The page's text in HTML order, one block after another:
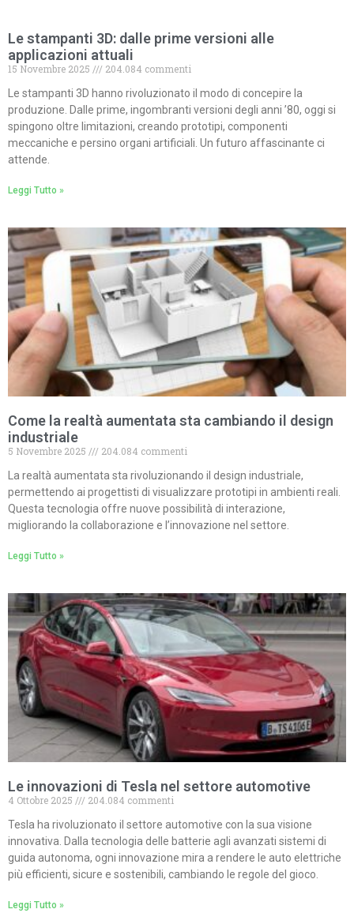
Le stampanti 3D: dalle prime versioni alle
applicazioni attuali
15 Novembre 2025
204.084 commenti
Le stampanti 3D hanno rivoluzionato il modo di concepire la
produzione. Dalle prime, ingombranti versioni degli anni ’80, oggi si
spingono oltre limitazioni, creando prototipi, componenti
meccaniche e persino organi artificiali. Un futuro affascinante ci
attende.
Leggi Tutto »
Come la realtà aumentata sta cambiando il design
industriale
5 Novembre 2025
204.084 commenti
La realtà aumentata sta rivoluzionando il design industriale,
permettendo ai progettisti di visualizzare prototipi in ambienti reali.
Questa tecnologia offre nuove possibilità di interazione,
migliorando la collaborazione e l’innovazione nel settore.
Leggi Tutto »
Le innovazioni di Tesla nel settore automotive
4 Ottobre 2025
204.084 commenti
Tesla ha rivoluzionato il settore automotive con la sua visione
innovativa. Dalla tecnologia delle batterie agli avanzati sistemi di
guida autonoma, ogni innovazione mira a rendere le auto elettriche
più efficienti, sicure e sostenibili, cambiando le regole del gioco.
Leggi Tutto »